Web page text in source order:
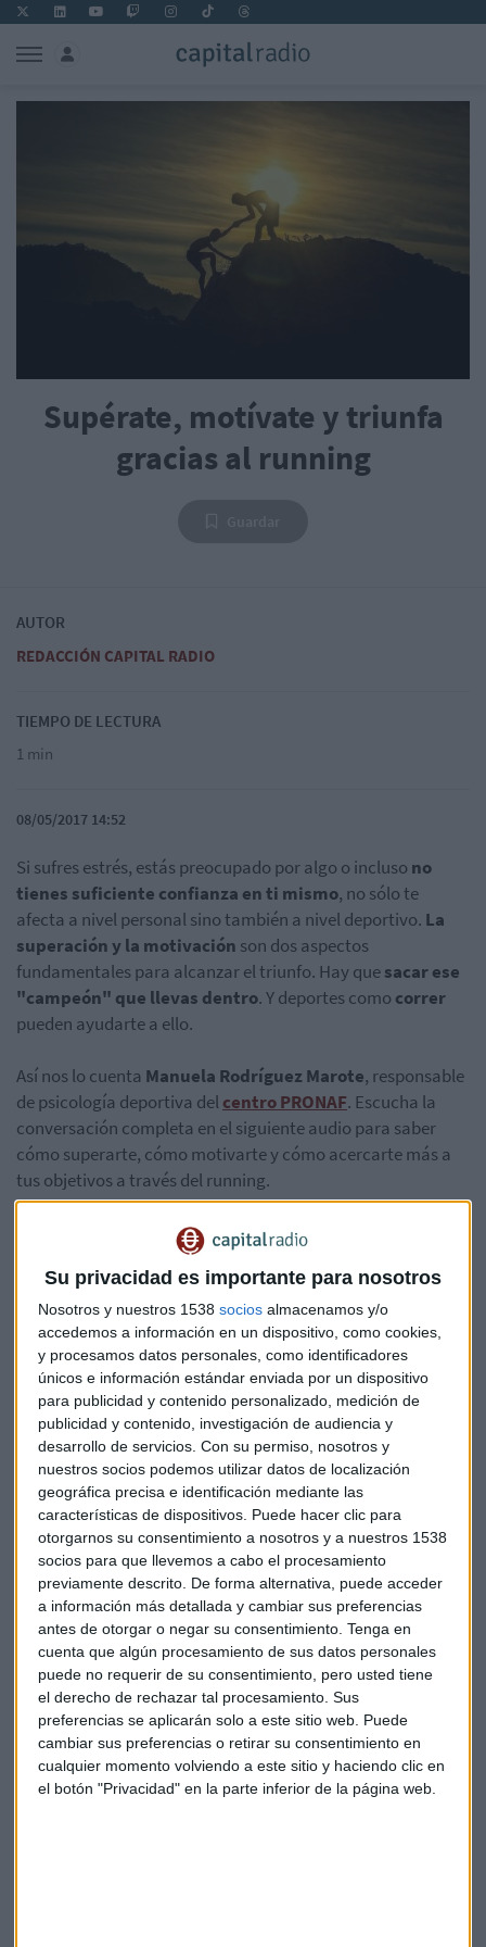
Su privacidad es importante para nosotros
Nosotros y nuestros 1538 socios almacenamos y/o
accedemos a información en un dispositivo, como cookies,
y procesamos datos personales, como identificadores
únicos e información estándar enviada por un dispositivo
para publicidad y contenido personalizado, medición de
publicidad y contenido, investigación de audiencia y
desarrollo de servicios. Con su permiso, nosotros y
nuestros socios podemos utilizar datos de localización
geográfica precisa e identificación mediante las
características de dispositivos. Puede hacer clic para
otorgarnos su consentimiento a nosotros y a nuestros 1538
socios para que llevemos a cabo el procesamiento
previamente descrito. De forma alternativa, puede acceder
a información más detallada y cambiar sus preferencias
antes de otorgar o negar su consentimiento. Tenga en
cuenta que algún procesamiento de sus datos personales
puede no requerir de su consentimiento, pero usted tiene
el derecho de rechazar tal procesamiento. Sus
preferencias se aplicarán solo a este sitio web. Puede
cambiar sus preferencias o retirar su consentimiento en
cualquier momento volviendo a este sitio y haciendo clic en
el botón "Privacidad" en la parte inferior de la página web.
Supérate, motívate y triunfa
gracias al running
AUTOR
REDACCIÓN CAPITAL RADIO
TIEMPO DE LECTURA
1 min
08/05/2017 14:52
Si sufres estrés, estás preocupado por algo o incluso no
tienes suficiente confianza en ti mismo, no sólo te
afecta a nivel personal sino también a nivel deportivo. La
superación y la motivación son dos aspectos
fundamentales para alcanzar el triunfo. Hay quesacar ese
"campeón" que llevas dentro. Y deportes como correr
pueden ayudarte a ello.
Así nos lo cuenta Manuela Rodríguez Marote, responsable
de psicología deportiva delcentro PRONAF. Escucha la
conversación completa en el siguiente audio para saber
cómo superarte, cómo motivarte y cómo acercarte más a
tus objetivos a través del running.
Running Motivación Psicología Superacion
Suscríbete a nuestros boletines